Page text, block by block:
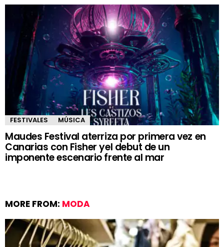
FESTIVALES MÚSICA
Maudes Festival aterriza por primera vez en
Canarias con Fisher yel debut de un
imponente escenario frente al mar
MORE FROM: MODA